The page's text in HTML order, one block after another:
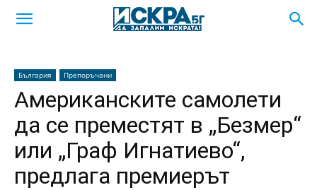
България Препоръчани
Американските самолети
да се преместят в „Безмер“
или „Граф Игнатиево“,
предлага премиерът